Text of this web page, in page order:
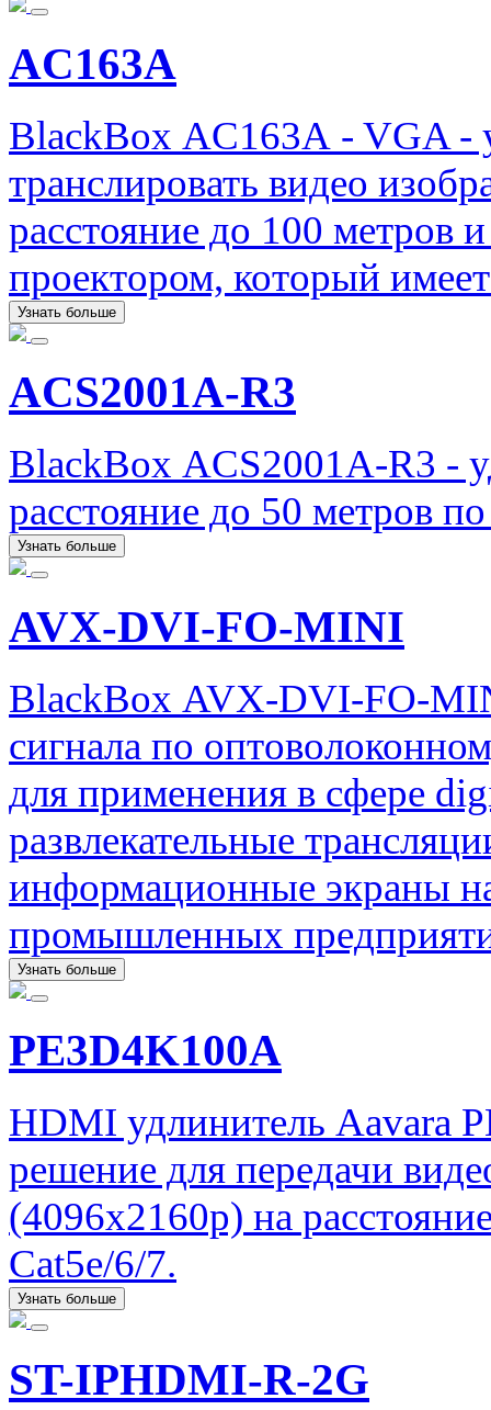
AC163A
BlackBox AC163A - VGA -
транслировать видео
расстояние до 100 метров
проектором, который
Узнать больше
ACS2001A-R3
BlackBox ACS2001A-R3 -
расстояние до 50 метров
Узнать больше
AVX-DVI-FO-MINI
BlackBox AVX-DVI-FO-
сигнала по
для применения в сфере
развлекательные
информационные экраны
промышленных
Узнать больше
PE3D4K100A
HDMI удлинитель Aavara
решение для передачи
(4096x2160p) на
Cat5e/6/7.
Узнать больше
ST-IPHDMI-R-2G